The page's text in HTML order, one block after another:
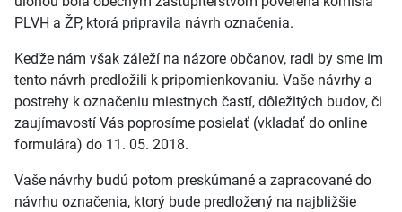
PLVH a ŽP, ktorá pripravila návrh označenia.
Keďže nám však záleží na názore občanov, radi by sme im
tento návrh predložili k pripomienkovaniu. Vaše návrhy a
postrehy k označeniu miestnych častí, dôležitých budov, či
zaujímavostí Vás poprosíme posielať (vkladať do online
formulára) do 11. 05. 2018.
Vaše návrhy budú potom preskúmané a zapracované do
návrhu označenia, ktorý bude predložený na najbližšie